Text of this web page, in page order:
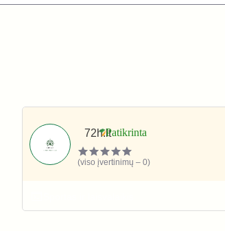
72h.lt
(viso įvertinimų – 0)